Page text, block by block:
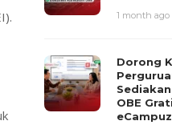
1 month ago
Dorong
OBE